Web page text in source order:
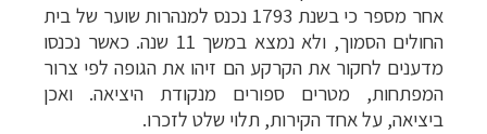
אחר מספר כי בשנת 1793 נכנס למנהרות שוער של בית
החולים הסמוך, ולא נמצא במשך 11 שנה. כאשר נכנסו
מדענים לחקור את הקרקע הם זיהו את הגופה לפי צרור
המפתחות, מטרים ספורים מנקודת היציאה. ואכן
ביציאה, על אחד הקירות, תלוי שלט לזכרו.